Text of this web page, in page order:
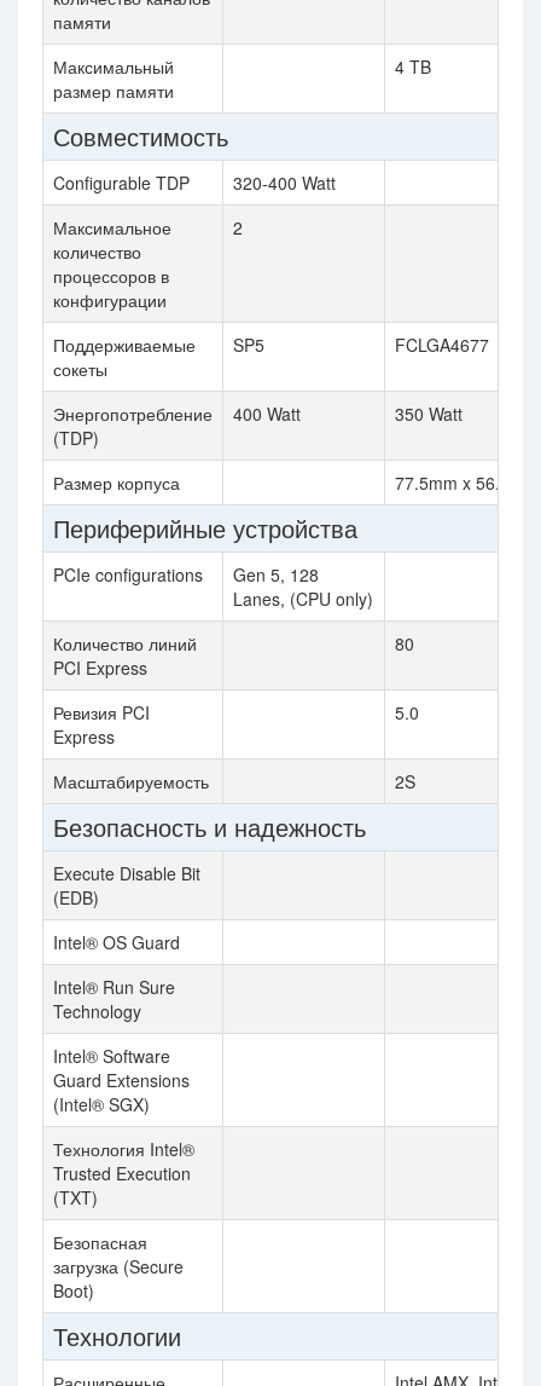
памяти
Максимальный
размер памяти
4 TB
Совместимость
Configurable TDP
320-400 Watt
Максимальное
количество
процессоров в
конфигурации
2
Поддерживаемые
сокеты
SP5 FCLGA4677
Энергопотребление
(TDP)
400 Watt 350 Watt
Размер корпуса 77.5mm x 56.5mm
Периферийные устройства
PCIe configurations
Gen 5, 128
Lanes, (CPU only)
Количество линий
PCI Express
80
Ревизия PCI
Express
5.0
Масштабируемость 2S
Безопасность и надежность
Execute Disable Bit
(EDB)
Intel® OS Guard
Intel® Run Sure
Technology
Intel® Software
Guard Extensions
(Intel® SGX)
Технология Intel®
Trusted Execution
(TXT)
Безопасная
загрузка (Secure
Boot)
Технологии